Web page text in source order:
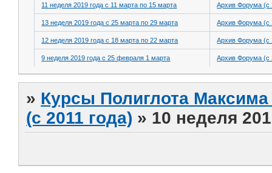
11 неделя 2019 года с 11 марта по 15 марта Архив Форума (с
13 неделя 2019 года с 25 марта по 29 марта Архив Форума (с
12 неделя 2019 года с 18 марта по 22 марта Архив Форума (с
9 неделя 2019 года с 25 февраля 1 марта Архив Форума (с
» Курсы Полиглота
(с 2011 года) » 10 неделя